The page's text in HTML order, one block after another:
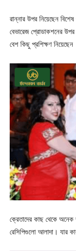
রান্নার উপর নিয়েছেন
বেভারেজ প্রোডাকশনের
বেশ কিছু প্রশিক্ষণ নিয়েছেন
ক্রেতাদের কাছ থেকে অনেক
রেসিপিগুলো আলাদা। যার